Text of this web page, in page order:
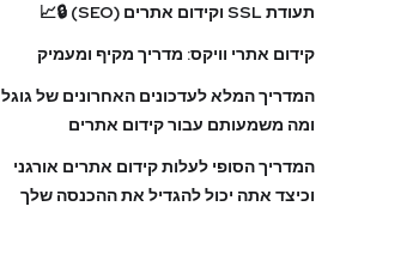
תעודת SSL וקידום אתרים (SEO) 🔒📈
קידום אתרי וויקס: מדריך מקיף ומעמיק
המדריך המלא לעדכונים האחרונים של גוגל
ומה משמעותם עבור קידום אתרים
המדריך הסופי לעלות קידום אתרים אורגני
וכיצד אתה יכול להגדיל את ההכנסה שלך